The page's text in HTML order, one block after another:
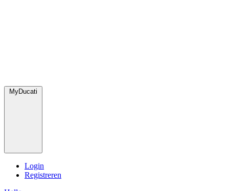
MyDucati
Login
Registreren